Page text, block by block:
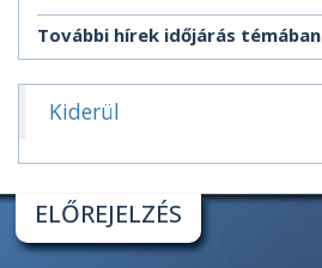
További hírek időjárás témában
Kiderül
ELŐREJELZÉS